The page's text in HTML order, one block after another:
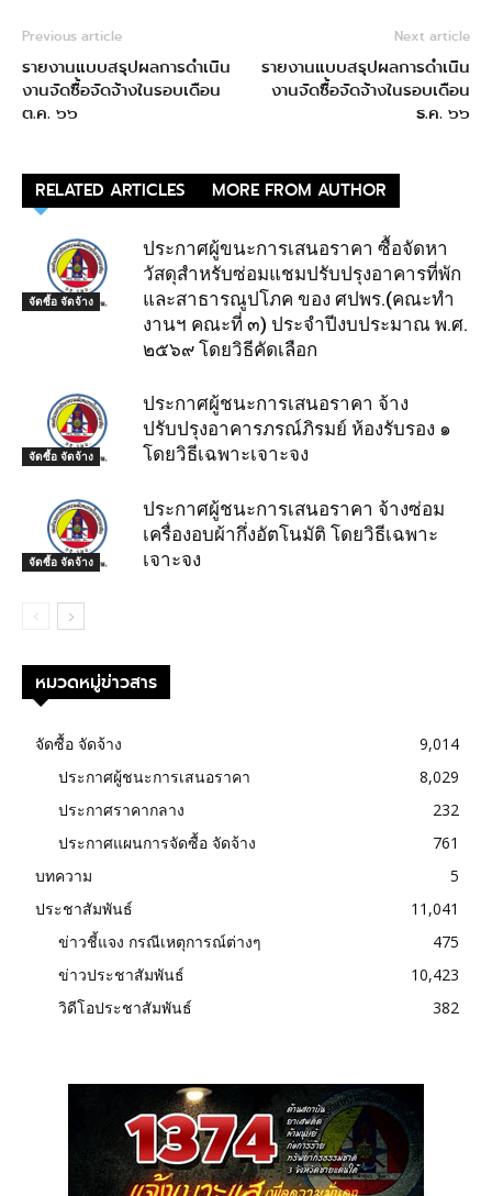
Previous article
รายงานแบบสรุปผลการดำเนิน
งานจัดซื้อจัดจ้างในรอบเดือน
ต.ค. ๖๖
Next article
รายงานแบบสรุปผลการดำเนิน
งานจัดซื้อจัดจ้างในรอบเดือน
ธ.ค. ๖๖
RELATED ARTICLES MORE FROM AUTHOR
จัดซื้อ จัดจ้าง
ประกาศผู้ขนะการเสนอราคา ซื้อจัดหา
วัสดุสำหรับซ่อมแชมปรับปรุงอาคารที่พัก
และสาธารณูปโภค ของ ศปพร.(คณะทำ
งานฯ คณะที่ ๓) ประจำปีงบประมาณ พ.ศ.
๒๕๖๙ โดยวิธีคัดเลือก
จัดซื้อ จัดจ้าง
ประกาศผู้ชนะการเสนอราคา จ้าง
ปรับปรุงอาคารภรณ์ภิรมย์ ห้องรับรอง ๑
โดยวิธีเฉพาะเจาะจง
จัดซื้อ จัดจ้าง
ประกาศผู้ชนะการเสนอราคา จ้างซ่อม
เครื่องอบผ้ากึ่งอัตโนมัติ โดยวิธีเฉพาะ
เจาะจง
หมวดหมู่ข่าวสาร
จัดซื้อ จัดจ้าง
9,014
ประกาศผู้ชนะการเสนอราคา
8,029
ประกาศราคากลาง
232
ประกาศแผนการจัดซื้อ จัดจ้าง
761
บทความ
5
ประชาสัมพันธ์
11,041
ข่าวชี้แจง กรณีเหตุการณ์ต่างๆ
475
ข่าวประชาสัมพันธ์
10,423
วิดีโอประชาสัมพันธ์
382